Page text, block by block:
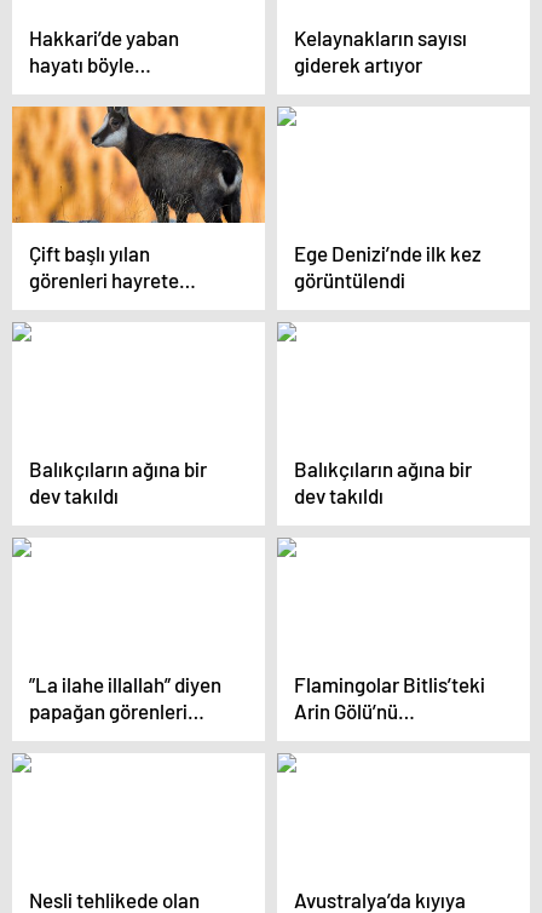
Hakkari’de yaban
hayatı böyle
görüntülendi
Kelaynakların sayısı
giderek artıyor
Çift başlı yılan
görenleri hayrete
düşürdü
Ege Denizi’nde ilk kez
görüntülendi
Balıkçıların ağına bir
dev takıldı
Balıkçıların ağına bir
dev takıldı
”La ilahe illallah” diyen
papağan görenleri
hayrete düşürüyor
Flamingolar Bitlis’teki
Arin Gölü’nü
renklendirdi
Nesli tehlikede olan
Avustralya’da kıyıya